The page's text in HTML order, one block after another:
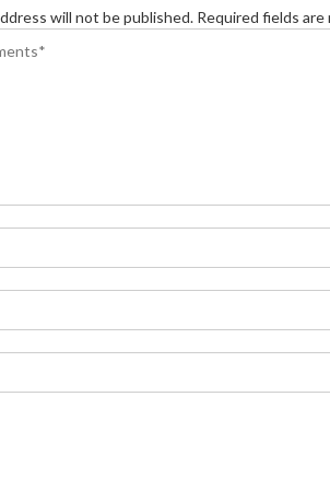
will not be published. Required fields are